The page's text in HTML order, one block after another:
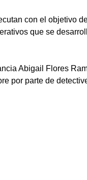
con el objetivo
que se
Abigail Flores
por parte de